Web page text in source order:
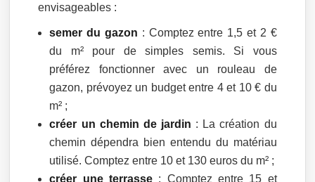
envisageables :
semer du gazon : Comptez entre 1,5 et 2 €
du m² pour de simples semis. Si vous
préférez fonctionner avec un rouleau de
gazon, prévoyez un budget entre 4 et 10 € du
m² ;
créer un chemin de jardin : La création du
chemin dépendra bien entendu du matériau
utilisé. Comptez entre 10 et 130 euros du m² ;
créer une terrasse : Comptez entre 15 et